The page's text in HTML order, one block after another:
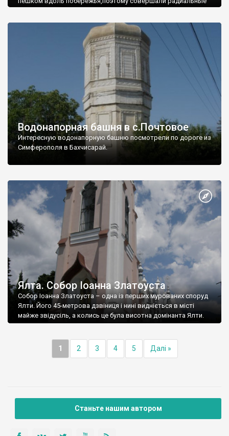
Водонапорная башня в с.Почтовое
Интересную водонапорную башню посмотрели по дороге из
Симферополя в Бахчисарай.
Ялта. Собор Іоанна Златоуста
Собор Іоанна Златоуста – одна із перших мурованих споруд
Ялти. Його 45-метрова дзвіниця і нині видніється в місті
майже звідусіль, а колись це була висотна домінанта Ялти.
1 2 3 4 5 Далі »
Станьте нашим автором